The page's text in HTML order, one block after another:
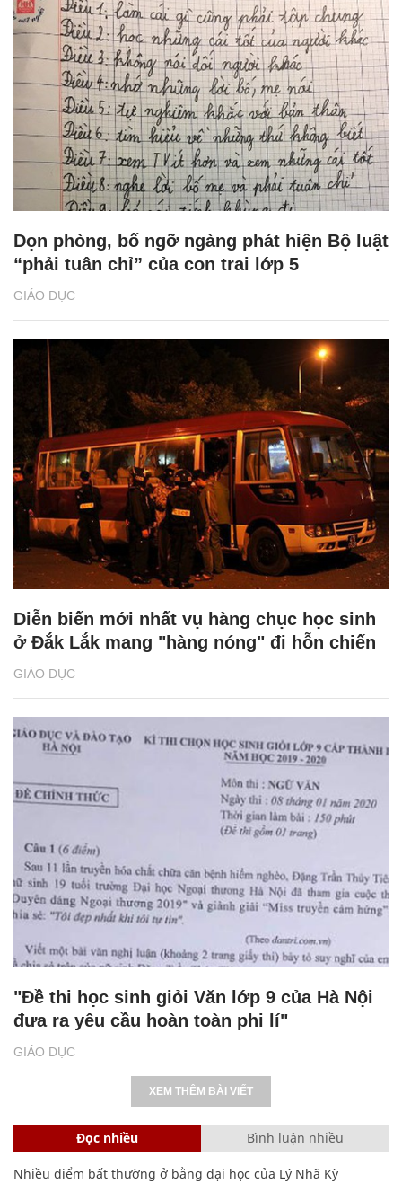
GIÁO DỤC
Dọn phòng, bố ngỡ ngàng phát hiện Bộ luật
“phải tuân chỉ” của con trai lớp 5
GIÁO DỤC
Diễn biến mới nhất vụ hàng chục học sinh
ở Đắk Lắk mang "hàng nóng" đi hỗn chiến
GIÁO DỤC
"Đề thi học sinh giỏi Văn lớp 9 của Hà Nội
đưa ra yêu cầu hoàn toàn phi lí"
XEM THÊM BÀI VIẾT
Đọc nhiều Bình luận nhiều
Nhiều điểm bất thường ở bằng đại học của Lý Nhã Kỳ